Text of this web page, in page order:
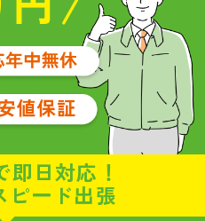
即日対応！
ピード出張